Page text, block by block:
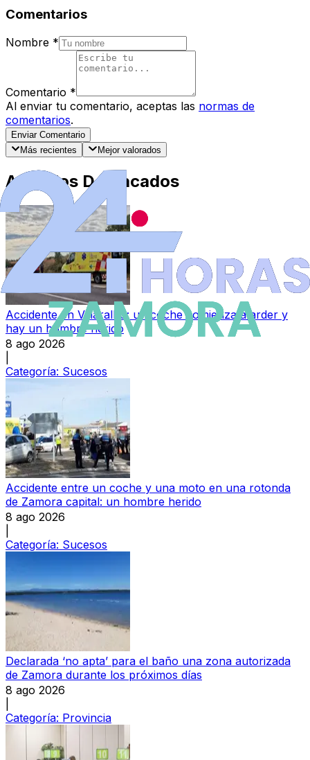
Comentarios
Nombre *
Comentario *
Al enviar tu comentario, aceptas las normas de
comentarios.
Enviar Comentario
Más recientes
Mejor valorados
Artículos Destacados
Accidente en Villaralbo: un coche comienza a arder y
hay un hombre herido
8 ago 2026
Categoría: Sucesos
Accidente entre un coche y una moto en una rotonda
de Zamora capital: un hombre herido
8 ago 2026
Categoría: Sucesos
Declarada ‘no apta’ para el baño una zona autorizada
de Zamora durante los próximos días
8 ago 2026
Categoría: Provincia